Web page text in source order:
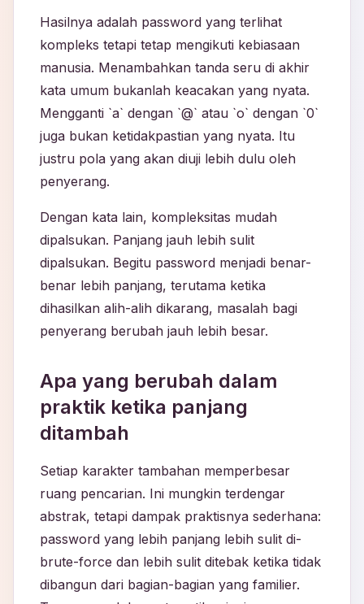
Hasilnya adalah password yang terlihat
kompleks tetapi tetap mengikuti kebiasaan
manusia. Menambahkan tanda seru di akhir
kata umum bukanlah keacakan yang nyata.
Mengganti `a` dengan `@` atau `o` dengan `0`
juga bukan ketidakpastian yang nyata. Itu
justru pola yang akan diuji lebih dulu oleh
penyerang.
Dengan kata lain, kompleksitas mudah
dipalsukan. Panjang jauh lebih sulit
dipalsukan. Begitu password menjadi benar-
benar lebih panjang, terutama ketika
dihasilkan alih-alih dikarang, masalah bagi
penyerang berubah jauh lebih besar.
Apa yang berubah dalam
praktik ketika panjang
ditambah
Setiap karakter tambahan memperbesar
ruang pencarian. Ini mungkin terdengar
abstrak, tetapi dampak praktisnya sederhana:
password yang lebih panjang lebih sulit di-
brute-force dan lebih sulit ditebak ketika tidak
dibangun dari bagian-bagian yang familier.